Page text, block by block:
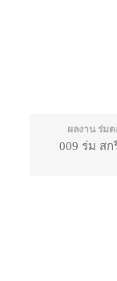
ผลงาน ร่มต
009 ร่ม สก